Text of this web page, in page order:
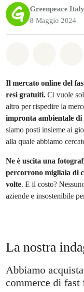
Greenpeace Italy
8 Maggio 2024
Il mercato online del
resi gratuiti. Ci vuole
altro per rispedire la
impronta ambientale di
siamo posti insieme ai
alla quale abbiamo
Ne è uscita una
percorrono migliaia di
volte. E il costo?
aziende e insostenibile
La nostra
Abbiamo
commerce di fast